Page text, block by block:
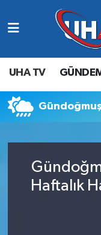
UHA TV
Haftalık
Abone Ol
Gündem
Ekonomi
Siyaset
Nöbetçi
Hava Durumu
Namaz
Süper Lig
Son Dakika